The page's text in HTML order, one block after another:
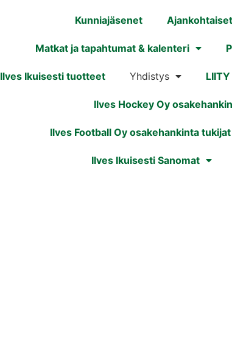
Kunniajäsenet
Matkat ja tapahtumat & kalenteri
Ilves Ikuisesti tuotteet Yhdistys
Ilves Hockey Oy
Ilves Football Oy osakehankinta tukijat
Ilves Ikuisesti Sanomat